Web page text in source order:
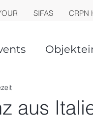
SIFAS CRPN
Stühle + Sessel
aus